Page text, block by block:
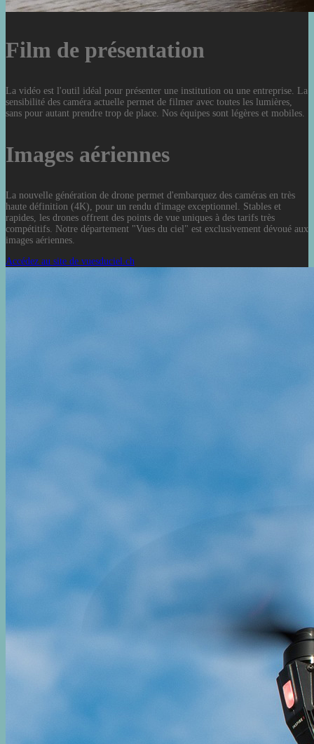
Film de présentation
La vidéo est l'outil idéal pour présenter une institution ou une entreprise. La
sensibilité des caméra actuelle permet de filmer avec toutes les lumières,
sans pour autant prendre trop de place. Nos équipes sont légères et mobiles.
Images aériennes
La nouvelle génération de drone permet d'embarquez des caméras en très
haute définition (4K), pour un rendu d'image exceptionnel. Stables et
rapides, les drones offrent des points de vue uniques à des tarifs très
compétitifs. Notre département "Vues du ciel" est exclusivement dévoué aux
images aériennes.
Accédez au site de vuesduciel.ch